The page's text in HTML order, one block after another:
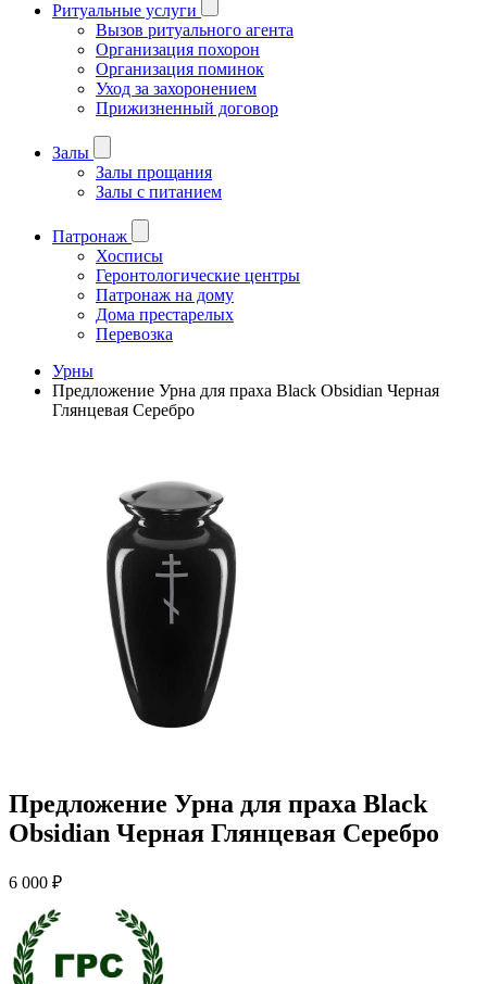
Ритуальные услуги
Вызов ритуального агента
Организация похорон
Организация поминок
Уход за захоронением
Прижизненный договор
Залы
Залы прощания
Залы с питанием
Патронаж
Хосписы
Геронтологические центры
Патронаж на дому
Дома престарелых
Перевозка
Урны
Предложение Урна для праха Black Obsidian Черная
Глянцевая Серебро
Предложение Урна для праха Black
Obsidian Черная Глянцевая Серебро
6 000 ₽